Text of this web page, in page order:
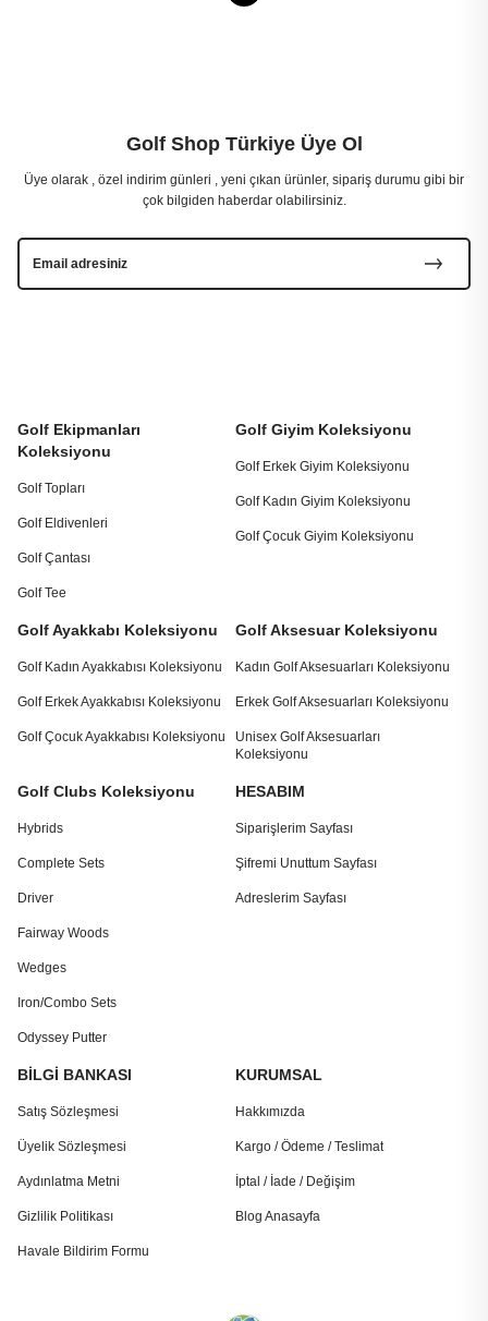
Golf Ekipmanları
Koleksiyonu
Golf Topları
Golf Eldivenleri
Golf Çantası
Golf Tee
Golf Giyim Koleksiyonu
Golf Erkek Giyim Koleksiyonu
Golf Kadın Giyim Koleksiyonu
Golf Çocuk Giyim Koleksiyonu
Golf Ayakkabı Koleksiyonu
Golf Kadın Ayakkabısı Koleksiyonu
Golf Erkek Ayakkabısı Koleksiyonu
Golf Çocuk Ayakkabısı Koleksiyonu
Golf Aksesuar Koleksiyonu
Kadın Golf Aksesuarları Koleksiyonu
Erkek Golf Aksesuarları Koleksiyonu
Unisex Golf Aksesuarları
Koleksiyonu
Golf Clubs Koleksiyonu
Hybrids
Complete Sets
Driver
Fairway Woods
Wedges
Iron/Combo Sets
Odyssey Putter
HESABIM
Siparişlerim Sayfası
Şifremi Unuttum Sayfası
Adreslerim Sayfası
BİLGİ BANKASI
Satış Sözleşmesi
Üyelik Sözleşmesi
Aydınlatma Metni
Gizlilik Politikası
Havale Bildirim Formu
KURUMSAL
Hakkımızda
Kargo / Ödeme / Teslimat
İptal / İade / Değişim
Blog Anasayfa
Golf Shop Türkiye Üye Ol
Üye olarak , özel indirim günleri , yeni çıkan ürünler, sipariş durumu gibi bir
çok bilgiden haberdar olabilirsiniz.